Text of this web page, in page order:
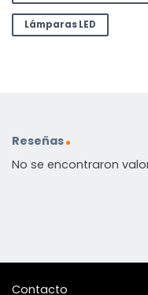
Lámparas LED
Reseñas
No se encontraron
Contacto